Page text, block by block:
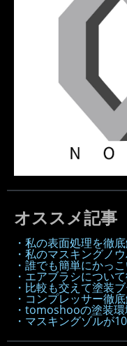
オススメ記事
・私の表面処理を徹底
・私のマスキングノ
・誰でも簡単にかっ
・エアブラシについ
・比較も交えて塗装
・コンプレッサー徹
・tomoshooの塗装環
・マスキングゾルが